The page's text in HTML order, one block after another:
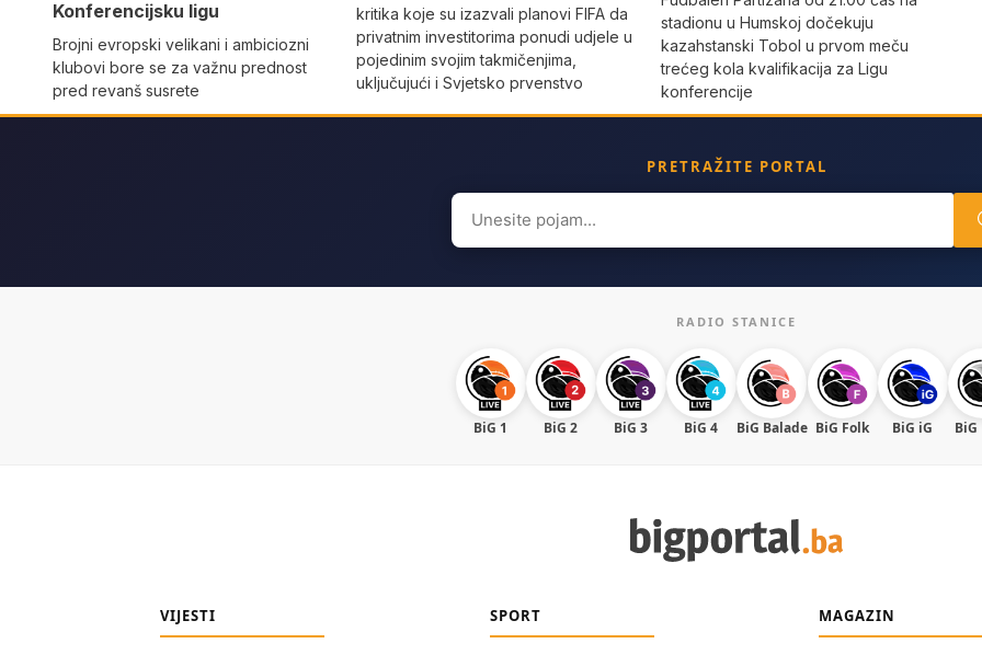
Konferencijsku ligu
Brojni evropski velikani i ambiciozni
klubovi bore se za važnu prednost
pred revanš susrete
kritika koje su izazvali planovi FIFA da
privatnim investitorima ponudi udjele u
pojedinim svojim takmičenjima,
uključujući i Svjetsko prvenstvo
stadionu u Humskoj dočekuju
kazahstanski Tobol u prvom meču
trećeg kola kvalifikacija za Ligu
konferencije
PRETRAŽITE PORTAL
Search
for:
RADIO STANICE
BiG 1 BiG 2 BiG 3 BiG 4 BiG Balade BiG Folk BiG iG BiG
VIJESTI SPORT MAGAZIN